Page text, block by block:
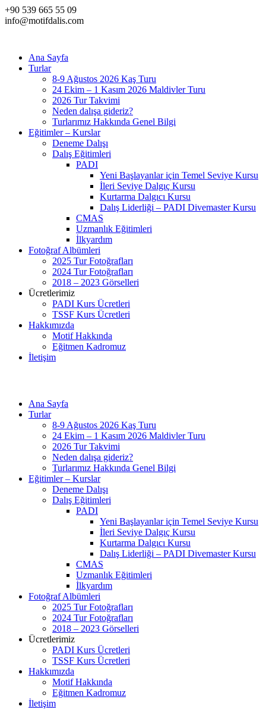
+90 539 665 55 09
info@motifdalis.com
Ana Sayfa
Turlar
8-9 Ağustos 2026 Kaş Turu
24 Ekim – 1 Kasım 2026 Maldivler Turu
2026 Tur Takvimi
Neden dalışa gideriz?
Turlarımız Hakkında Genel Bilgi
Eğitimler – Kurslar
Deneme Dalışı
Dalış Eğitimleri
PADI
Yeni Başlayanlar için Temel Seviye Kursu
İleri Seviye Dalgıç Kursu
Kurtarma Dalgıcı Kursu
Dalış Liderliği – PADI Divemaster Kursu
CMAS
Uzmanlık Eğitimleri
İlkyardım
Fotoğraf Albümleri
2025 Tur Fotoğrafları
2024 Tur Fotoğrafları
2018 – 2023 Görselleri
Ücretlerimiz
PADI Kurs Ücretleri
TSSF Kurs Ücretleri
Hakkımızda
Motif Hakkında
Eğitmen Kadromuz
İletişim
Ana Sayfa
Turlar
8-9 Ağustos 2026 Kaş Turu
24 Ekim – 1 Kasım 2026 Maldivler Turu
2026 Tur Takvimi
Neden dalışa gideriz?
Turlarımız Hakkında Genel Bilgi
Eğitimler – Kurslar
Deneme Dalışı
Dalış Eğitimleri
PADI
Yeni Başlayanlar için Temel Seviye Kursu
İleri Seviye Dalgıç Kursu
Kurtarma Dalgıcı Kursu
Dalış Liderliği – PADI Divemaster Kursu
CMAS
Uzmanlık Eğitimleri
İlkyardım
Fotoğraf Albümleri
2025 Tur Fotoğrafları
2024 Tur Fotoğrafları
2018 – 2023 Görselleri
Ücretlerimiz
PADI Kurs Ücretleri
TSSF Kurs Ücretleri
Hakkımızda
Motif Hakkında
Eğitmen Kadromuz
İletişim